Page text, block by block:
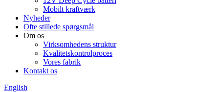
Mobilt kraftværk
Nyheder
Ofte stillede spørgsmål
Om os
Virksomhedens struktur
Kvalitetskontrolproces
Vores fabrik
Kontakt os
English